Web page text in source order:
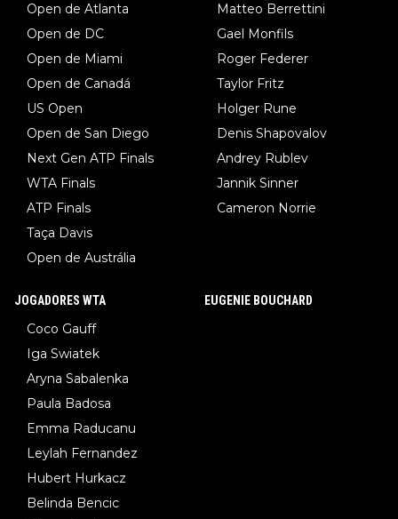
Open de Atlanta
Open de DC
Open de Miami
Open de Canadá
US Open
Open de San Diego
Next Gen ATP Finals
WTA Finals
ATP Finals
Taça Davis
Open de Austrália
Matteo Berrettini
Gael Monfils
Roger Federer
Taylor Fritz
Holger Rune
Denis Shapovalov
Andrey Rublev
Jannik Sinner
Cameron Norrie
JOGADORES WTA
Coco Gauff
Iga Swiatek
Aryna Sabalenka
Paula Badosa
Emma Raducanu
Leylah Fernandez
Hubert Hurkacz
Belinda Bencic
EUGENIE BOUCHARD